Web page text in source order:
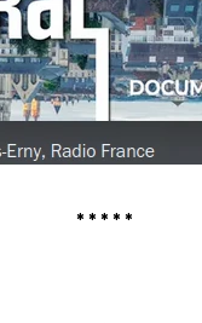
* * * * *